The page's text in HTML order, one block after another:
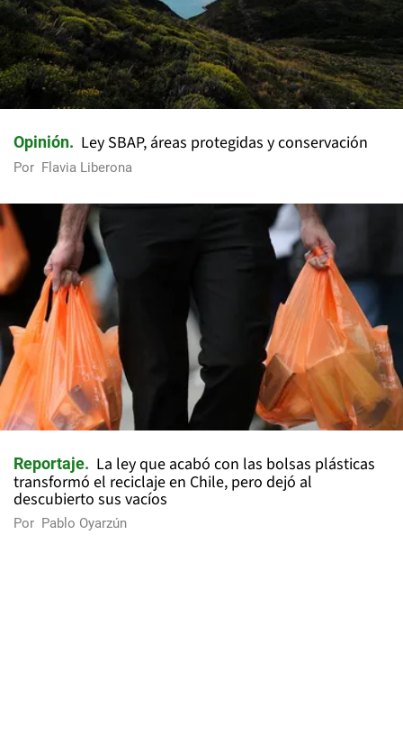
Opinión Ley SBAP, áreas protegidas y conservación
Por Flavia Liberona
Reportaje
La ley que acabó con las bolsas plásticas
transformó el reciclaje en Chile, pero dejó al
descubierto sus vacíos
Por Pablo Oyarzún